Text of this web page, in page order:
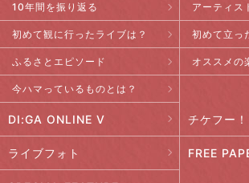
10年間を振り返る アーティス
初めて観に行ったライブは？ 初めて立っ
ふるさとエピソード オススメの
今ハマっているものとは？
DI:GA ONLINE V チケフー！
ライブフォト FREE